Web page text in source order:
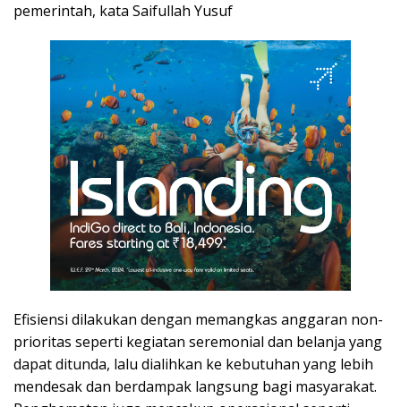
pemerintah, kata Saifullah Yusuf
Efisiensi dilakukan dengan memangkas anggaran non-
prioritas seperti kegiatan seremonial dan belanja yang
dapat ditunda, lalu dialihkan ke kebutuhan yang lebih
mendesak dan berdampak langsung bagi masyarakat.